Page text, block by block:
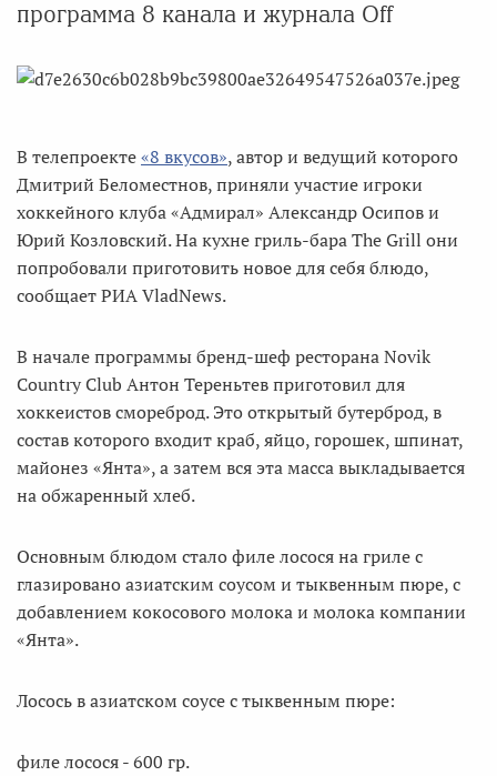
программа 8 канала и журнала Off
В телепроекте«8 вкусов», автор и ведущий которого
Дмитрий Беломестнов, приняли участие игроки
хоккейного клуба «Адмирал» Александр Осипов и
Юрий Козловский. На кухне гриль-бара The Grill они
попробовали приготовить новое для себя блюдо,
сообщает РИА VladNews.
В начале программы бренд-шеф ресторана Novik
Country Club Антон Тереньтев приготовил для
хоккеистов смореброд. Это открытый бутерброд, в
состав которого входит краб, яйцо, горошек, шпинат,
майонез «Янта», а затем вся эта масса выкладывается
на обжаренный хлеб.
Основным блюдом стало филе лосося на гриле с
глазировано азиатским соусом и тыквенным пюре, с
добавлением кокосового молока и молока компании
«Янта».
Лосось в азиатском соусе с тыквенным пюре:
филе лосося - 600 гр.